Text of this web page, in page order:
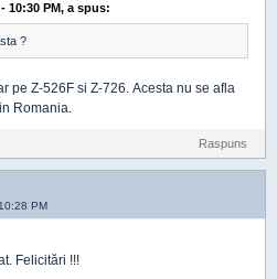
10:30 PM, a spus:
?
pe Z-526F si Z-726. Acesta nu se afla
Romania.
Raspuns
PM
Felicitări !!!